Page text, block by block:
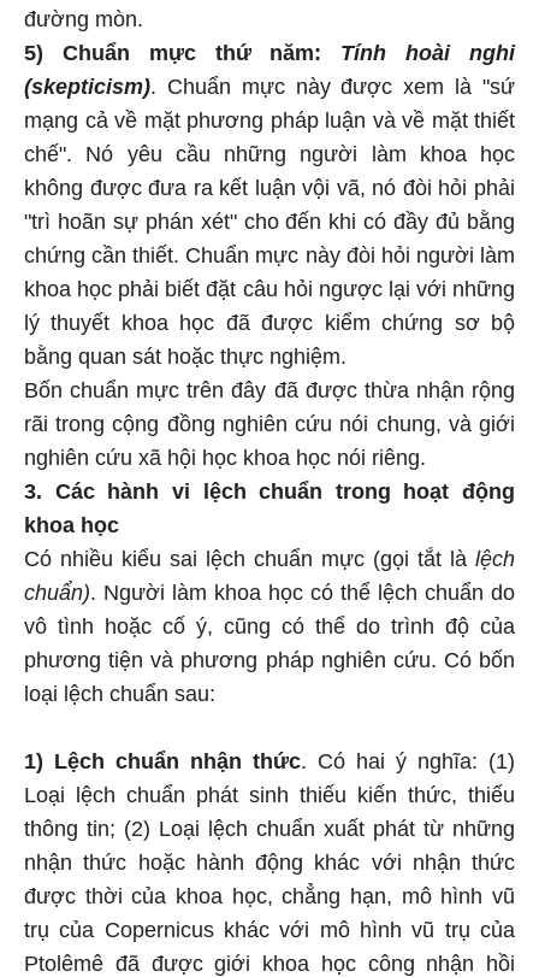
đường mòn.
5) Chuẩn mực thứ năm: Tính hoài nghi
(skepticism). Chuẩn mực này được xem là "sứ
mạng cả về mặt phương pháp luận và về mặt thiết
chế". Nó yêu cầu những người làm khoa học
không được đưa ra kết luận vội vã, nó đòi hỏi phải
"trì hoãn sự phán xét" cho đến khi có đầy đủ bằng
chứng cần thiết. Chuẩn mực này đòi hỏi người làm
khoa học phải biết đặt câu hỏi ngược lại với những
lý thuyết khoa học đã được kiểm chứng sơ bộ
bằng quan sát hoặc thực nghiệm.
Bốn chuẩn mực trên đây đã được thừa nhận rộng
rãi trong cộng đồng nghiên cứu nói chung, và giới
nghiên cứu xã hội học khoa học nói riêng.
3. Các hành vi lệch chuẩn trong hoạt động
khoa học
Có nhiều kiểu sai lệch chuẩn mực (gọi tắt là lệch
chuẩn). Người làm khoa học có thể lệch chuẩn do
vô tình hoặc cố ý, cũng có thể do trình độ của
phương tiện và phương pháp nghiên cứu. Có bốn
loại lệch chuẩn sau:
1) Lệch chuẩn nhận thức. Có hai ý nghĩa: (1)
Loại lệch chuẩn phát sinh thiếu kiến thức, thiếu
thông tin; (2) Loại lệch chuẩn xuất phát từ những
nhận thức hoặc hành động khác với nhận thức
được thời của khoa học, chẳng hạn, mô hình vũ
trụ của Copernicus khác với mô hình vũ trụ của
Ptolêmê đã được giới khoa học công nhận hồi